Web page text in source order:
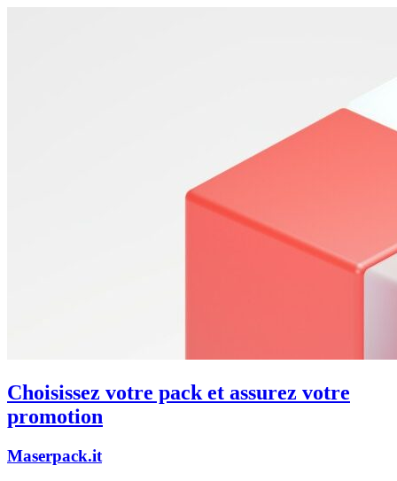
Choisissez votre pack et assurez votre
promotion
Maserpack.it